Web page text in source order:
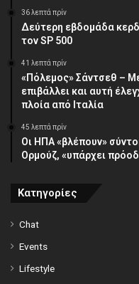
36 λεπτά πρίν
Δεύτερη εβδομάδα
τον SP 500
41 λεπτά πρίν
«Πόλεμος» Σάντσεθ –
επιβάλλει και αυτή
πλοία από Ιταλία
45 λεπτά πρίν
Οι ΗΠΑ «βλέπουν»
Ορμούζ, «υπάρχει
Κατηγορίες
Chat
Events
Lifestyle